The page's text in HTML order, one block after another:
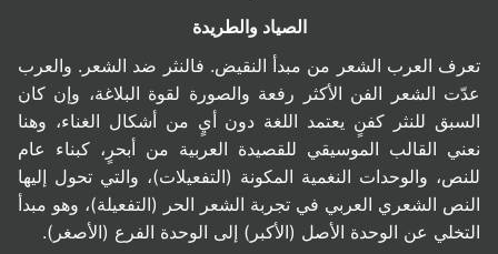
الصياد والطريدة
تعرف العرب الشعر من مبدأ النقيض. فالنثر ضد الشعر. والعرب
عدّت الشعر الفن الأكثر رفعة والصورة لقوة البلاغة، وإن كان
السبق للنثر كفنٍ يعتمد اللغة دون أيٍ من أشكال الغناء، وهنا
نعني القالب الموسيقي للقصيدة العربية من أبحرٍ، كبناء عام
للنص، والوحدات النغمية المكونة (التفعيلات)، والتي تحول إليها
النص الشعري العربي في تجربة الشعر الحر (التفعيلة)، وهو مبدأ
التخلي عن الوحدة الأصل (الأكبر) إلى الوحدة الفرع (الأصغر).
VISIT WEBSITE